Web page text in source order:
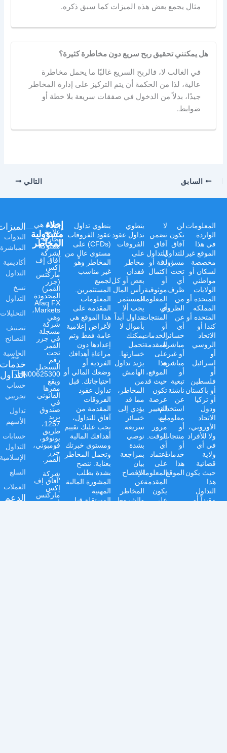
مثال يجمع بعض هذه الميزات كما سبق ذكره.
هل يمكنني تحقيق ربح سريع دون مخاطرة كثيرة؟
في الغالب لا، فالربح السريع غالبًا ما يحمل مخاطرة
عالية، لذا من الحكمة أن يتم التركيز على إدارة المخاطر
جيدًا، بدلاً من الدخول في صفقات سريعة بلا خطة أو
ضوابط.
السابق التالي
الميزات
الندوات
المباشرة
أكاديمية
التداول
نسخ
التداول
التحليلات
تصنيف
النصائح
الحاسبة
خدمات
التداول
حساب
تجريبي
تداول
الأسهم
حسابات
التداول
الإسلامية
السلع
العملات
الدعم
Afaq هي
علامة
تجارية
مملوكة
لشركة
آفاق إف
إكس
ماركتس
(جزر
القمر)
المحدودة
Afaq FX
Markets،
وهي
شركة
مسجلة
في جزر
القمر
تحت
رقم
التسجيل
HN00625300،
ويقع
مقرها
القانوني
في
صندوق
بريد
1257،
طريق
بونوفو،
فومبوني،
جزر
القمر.
شركة
'آفاق إف
إكس
ماركتس
(جزر
إخلاء
مسؤولية
المخاطر
ينطوي تداول
عقود الفروقات
(CFDs) على
مستوى عالٍ من
المخاطر وهو
غير مناسب
لجميع
المستثمرين.
المعلومات
المقدمة على
هذا الموقع هي
لأغراض إعلامية
عامة فقط وتم
إعدادها دون
مراعاة أهدافك
الفردية أو
وضعك المالي أو
احتياجاتك. قبل
تداول عقود
الفروقات
المقدمة من
آفاق للتداول،
يجب عليك تقييم
أهدافك المالية
ومستوى خبرتك
وتحمل المخاطر
بعناية. ننصح
بشدة بطلب
المشورة المالية
المهنية
المستقلة قبل
ينطوي
تداول عقود
الفروقات
على
مخاطر
فقدان
بعض أو كل
رأس المال
المستثمر.
يجب ألا
تتداول أبداً
بأموال لا
يمكنك
تحمل
خسارتها.
يزيد تداول
الهامش
من
المخاطر،
مما قد
يؤدي إلى
خسائر
سريعة.
نوصي
بشدة
بمراجعة
بيان
الإفصاح
عن
المخاطر
والشروط
لا
تضمن
آفاق
للتداول
دقة أو
اكتمال
أو
موثوقية
المعلومات
أو
المنتجات
أو
الخدمات
المقدمة
على
هذا
الموقع،
حيث قد
تكون
عرضة
للتغيير
مع
مرور
الوقت.
أي
اعتماد
على
المعلومات
المقدمة
يكون
على
لن
تكون
آفاق
للتداول
مسؤولة
تحت
أي
ظرف
من
الظروف
عن
أي
خسائر
مباشرة
أو غير
مباشرة
أو
تبعية
ناشئة
عن
استخدام
معلومات
أو
منتجات
أو
خدمات
هذا
الموقع.
المعلومات
الواردة
في هذا
الموقع غير
مخصصة
لسكان أو
مواطني
الولايات
المتحدة أو
المملكه
المتحده أو
كندا أو
الاتحاد
الروسي
أو
إسرائيل
أو
فلسطين
أو باكستان
أو تركيا
ودول
الاتحاد
الأوروبي،
ولا للأفراد
في أي
ولاية
قضائية
حيث يكون
هذا
التداول
مقيداً أو